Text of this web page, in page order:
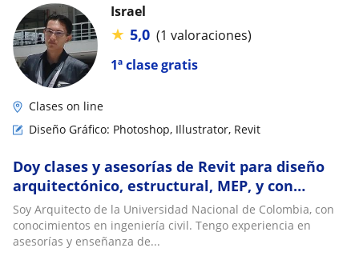
1ª clase gratis
Israel
★ 5,0 (1 valoraciones)
Clases on line
Diseño Gráfico: Photoshop, Illustrator, Revit
Doy clases y asesorías de Revit para diseño
arquitectónico, estructural, MEP, y con
Navisworks
Soy Arquitecto de la Universidad Nacional de Colombia, con
conocimientos en ingeniería civil. Tengo experiencia en
asesorías y enseñanza de...